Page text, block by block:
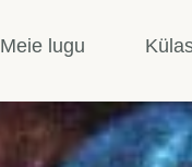
Meie lugu